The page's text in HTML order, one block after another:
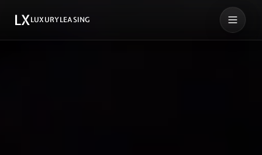
LXLUXURYLEASING